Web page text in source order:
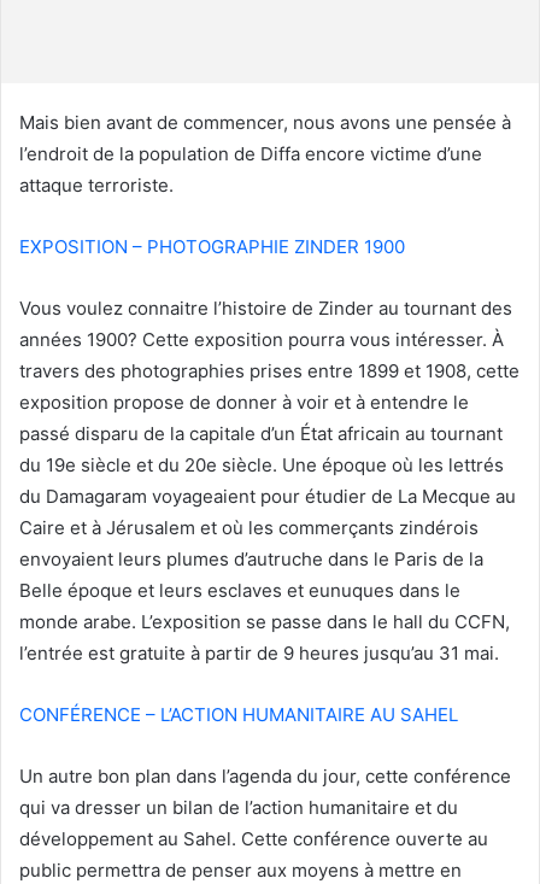
r
i
Mais bien avant de commencer, nous avons une pensée à
l’endroit de la population de Diffa encore victime d’une
attaque terroriste.
EXPOSITION – PHOTOGRAPHIE ZINDER 1900
Vous voulez connaitre l’histoire de Zinder au tournant des
années 1900? Cette exposition pourra vous intéresser. À
travers des photographies prises entre 1899 et 1908, cette
exposition propose de donner à voir et à entendre le
passé disparu de la capitale d’un État africain au tournant
du 19e siècle et du 20e siècle. Une époque où les lettrés
du Damagaram voyageaient pour étudier de La Mecque au
Caire et à Jérusalem et où les commerçants zindérois
envoyaient leurs plumes d’autruche dans le Paris de la
Belle époque et leurs esclaves et eunuques dans le
monde arabe. L’exposition se passe dans le hall du CCFN,
l’entrée est gratuite à partir de 9 heures jusqu’au 31 mai.
CONFÉRENCE – L’ACTION HUMANITAIRE AU SAHEL
Un autre bon plan dans l’agenda du jour, cette conférence
qui va dresser un bilan de l’action humanitaire et du
développement au Sahel. Cette conférence ouverte au
public permettra de penser aux moyens à mettre en